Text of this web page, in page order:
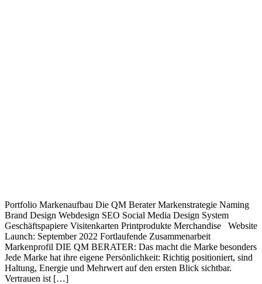
Portfolio Markenaufbau Die QM Berater Markenstrategie Naming
Brand Design Webdesign SEO Social Media Design System
Geschäftspapiere Visitenkarten Printprodukte Merchandise Website
Launch: September 2022 Fortlaufende Zusammenarbeit
Markenprofil DIE QM BERATER: Das macht die Marke besonders
Jede Marke hat ihre eigene Persönlichkeit: Richtig positioniert, sind
Haltung, Energie und Mehrwert auf den ersten Blick sichtbar.
Vertrauen ist […]